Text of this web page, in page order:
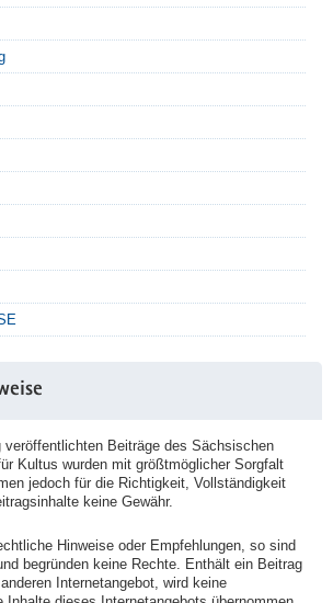
Beiträge des Sächsischen
Kultus wurden mit größtmöglicher Sorgfalt
jedoch für die Richtigkeit, Vollständigkeit
keine Gewähr.
Hinweise oder Empfehlungen, so sind
begründen keine Rechte. Enthält ein Beitrag
Internetangebot, wird keine